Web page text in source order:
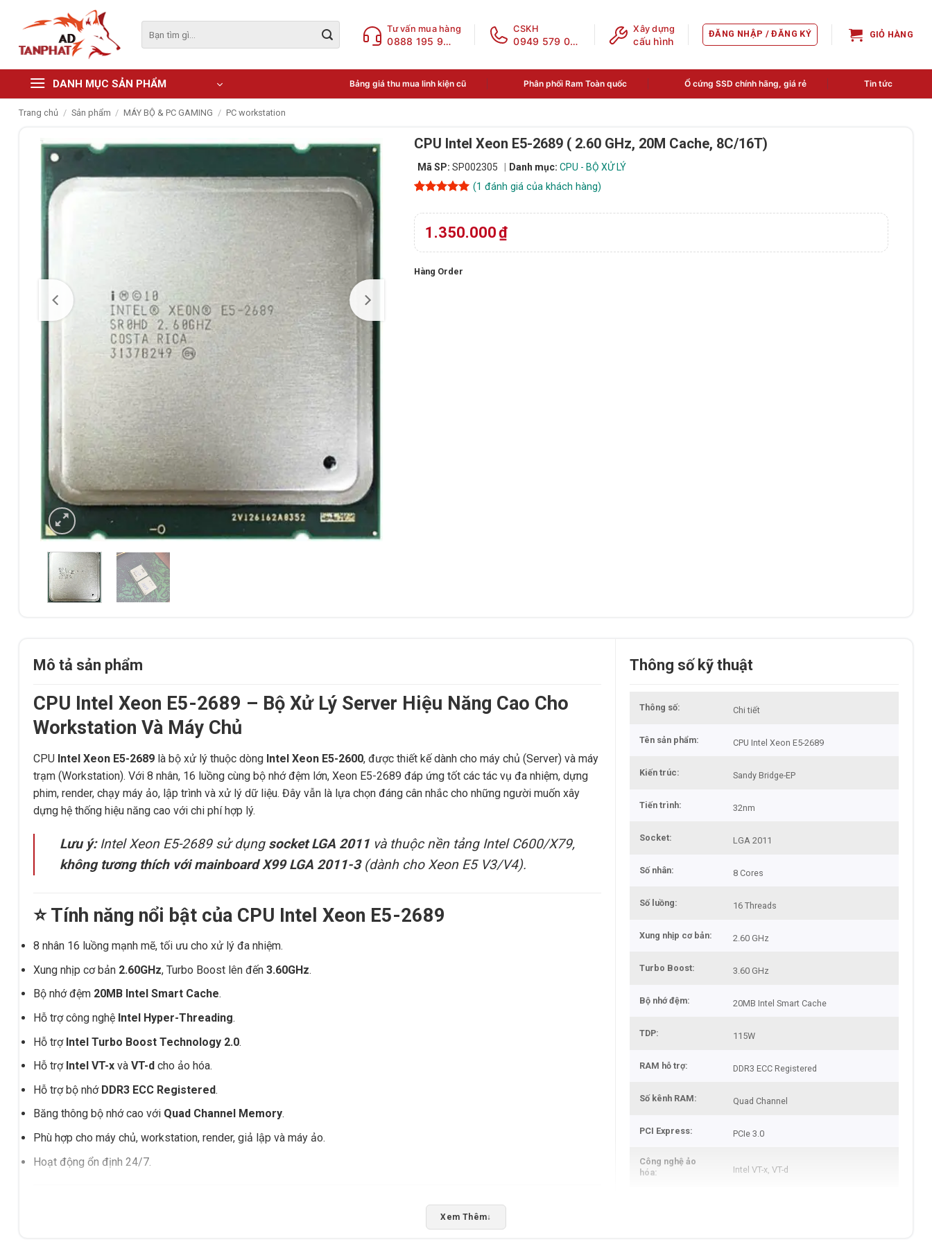
content
kiếm:
Tư vấn mua hàng
0888 195 969
CSKH
0949 579 078
Xây dựng
cấu hình
ĐĂNG NHẬP / ĐĂNG KÝ GIỎ HÀNG
DANH MỤC SẢN PHẨM Bảng giá thu mua linh kiện cũ Phân phối Ram Toàn quốc Ổ cứng SSD chính hãng, giá rẻ Tin tức
Trang chủ / Sản phẩm / MÁY BỘ & PC GAMING / PC workstation
CPU Intel Xeon E5-2689 ( 2.60 GHz, 20M Cache, 8C/16T)
Mã SP: SP002305 Danh mục: CPU - BỘ XỬ LÝ
dựa trên
đánh giá
(1 đánh giá của khách hàng)
1.350.000₫
Hàng Order
Mô tả sản phẩm
CPU Intel Xeon E5-2689 – Bộ Xử Lý Server Hiệu Năng Cao Cho
Workstation Và Máy Chủ
CPU Intel Xeon E5-2689 là bộ xử lý thuộc dòng Intel Xeon E5-2600, được thiết kế dành cho máy chủ (Server) và máy
trạm (Workstation). Với 8 nhân, 16 luồng cùng bộ nhớ đệm lớn, Xeon E5-2689 đáp ứng tốt các tác vụ đa nhiệm, dựng
phim, render, chạy máy ảo, lập trình và xử lý dữ liệu. Đây vẫn là lựa chọn đáng cân nhắc cho những người muốn xây
dựng hệ thống hiệu năng cao với chi phí hợp lý.
Lưu ý:Intel Xeon E5-2689 sử dụng socket LGA 2011 và thuộc nền tảng Intel C600/X79,
không tương thích với mainboard X99 LGA 2011-3(dành cho Xeon E5 V3/V4).
⭐ Tính năng nổi bật của CPU Intel Xeon E5-2689
8 nhân 16 luồng mạnh mẽ, tối ưu cho xử lý đa nhiệm.
Xung nhịp cơ bản 2.60GHz, Turbo Boost lên đến 3.60GHz.
Bộ nhớ đệm 20MB Intel Smart Cache.
Hỗ trợ công nghệ Intel Hyper-Threading.
Hỗ trợ Intel Turbo Boost Technology 2.0.
Hỗ trợ Intel VT-x và VT-d cho ảo hóa.
Hỗ trợ bộ nhớ DDR3 ECC Registered.
Băng thông bộ nhớ cao với Quad Channel Memory.
Phù hợp cho máy chủ, workstation, render, giả lập và máy ảo.
Hoạt động ổn định 24/7.
Thông số kỹ thuật
Thông số Chi tiết
Tên sản phẩm CPU Intel Xeon E5-2689
Kiến trúc Sandy Bridge-EP
Tiến trình 32nm
Socket LGA 2011
Số nhân 8 Cores
Số luồng 16 Threads
Xung nhịp cơ bản 2.60 GHz
Turbo Boost 3.60 GHz
Bộ nhớ đệm 20MB Intel Smart Cache
TDP 115W
RAM hỗ trợ DDR3 ECC Registered
Số kênh RAM Quad Channel
PCI Express PCIe 3.0
Công nghệ ảo
hóa
Intel VT-x, VT-d
Xem Thêm↓